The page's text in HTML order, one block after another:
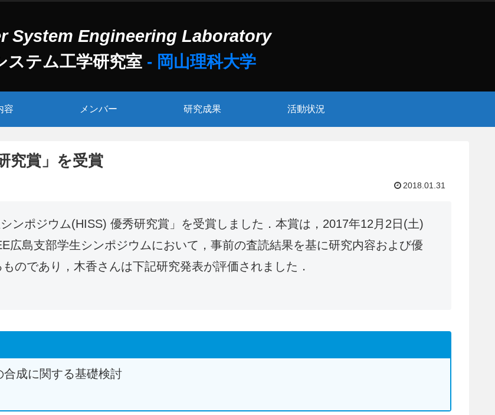
ステム工学研究室
容 メンバー 研究成果 活動状況
究賞」を受賞
2018.01.31
ンポジウム(HISS) 優秀研究賞」を受賞しました．本賞は，2017年12月2日(土)
広島支部学生シンポジウムにおいて，事前の査読結果を基に研究内容および優
のであり，木香さんは下記研究発表が評価されました．
成に関する基礎検討